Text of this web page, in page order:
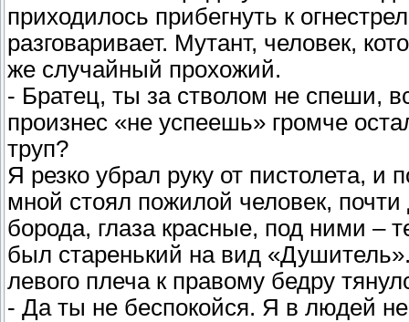
приходилось прибегнуть к
разговаривает. Мутант, человек,
же случайный прохожий.
- Братец, ты за стволом не спеши,
произнес «не успеешь» громче
труп?
Я резко убрал руку от пистолета, и
мной стоял пожилой человек,
борода, глаза красные, под ними –
был старенький на вид
левого плеча к правому бедру
- Да ты не беспокойся. Я в людей